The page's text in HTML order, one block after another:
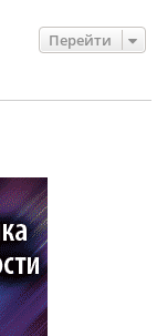
Перейти